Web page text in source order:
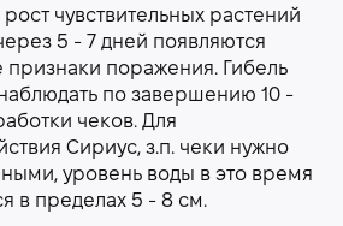
чувствительных растений
5 - 7 дней появляются
поражения. Гибель
по завершению 10 -
чеков. Для
Сириус, з.п. чеки нужно
уровень воды в это время
в пределах 5 - 8 см.